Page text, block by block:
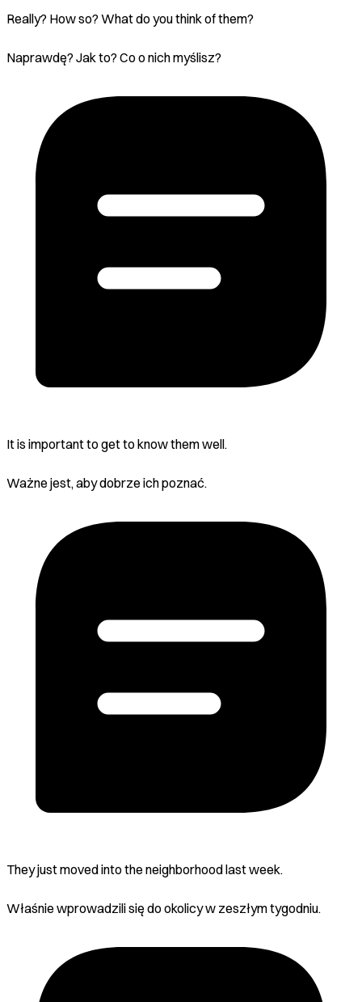
Really? How so? What do you think of them?
Naprawdę? Jak to? Co o nich myślisz?
It is important to get to know them well.
Ważne jest, aby dobrze ich poznać.
They just moved into the neighborhood last week.
Właśnie wprowadzili się do okolicy w zeszłym tygodniu.